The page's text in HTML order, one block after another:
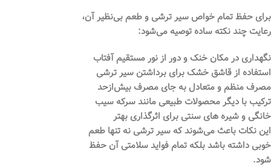
برای حفظ تمام خواص سیر ترشی و طعم بی‌نظیر آن،
رعایت چند نکته ساده توصیه می‌شود:
نگهداری در مکان خنک و دور از نور مستقیم آفتاب
استفاده از قاشق خشک برای برداشتن سیر ترشی
مصرف منظم و متعادل به جای مصرف بیش‌ازحد
ترکیب با دیگر محصولات طبیعی مانند سرکه سیب
خانگی و شیره های سنتی برای اثرگذاری بهتر
این نکات باعث می‌شوند که سیر ترشی نه تنها طعم
خوبی داشته باشد بلکه تمام فواید سلامتی آن حفظ
شود.